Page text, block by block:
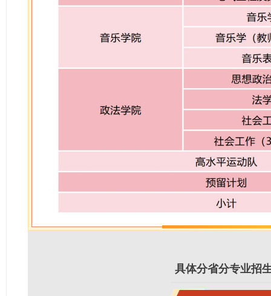
具体分省分专业招